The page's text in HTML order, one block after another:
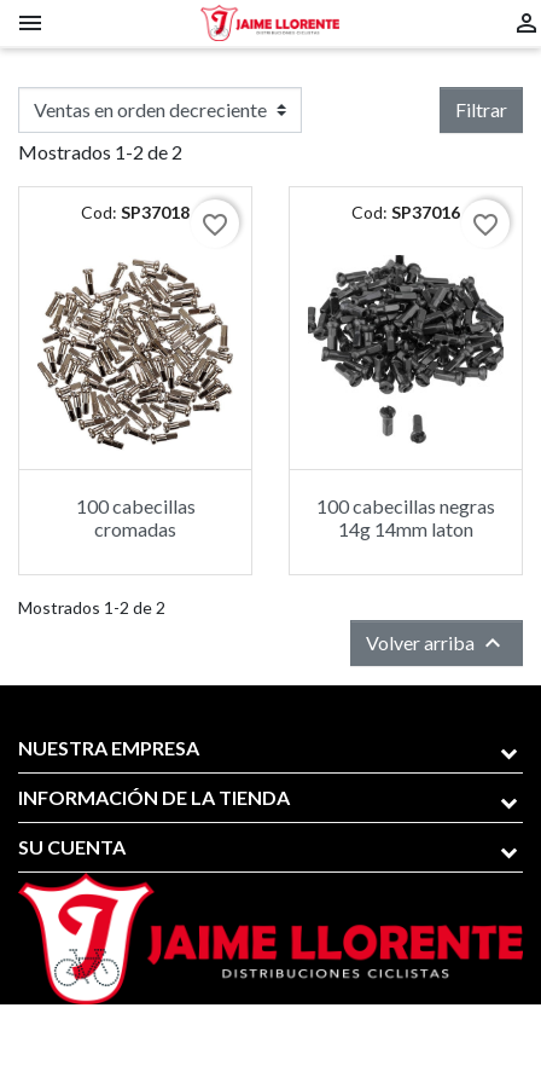
 
Filtrar
Mostrados 1-2 de 2
Cod: SP37018 favorite_border
100 cabecillas
cromadas
Cod: SP37016 favorite_border
100 cabecillas negras
14g 14mm laton
Mostrados 1-2 de 2
Volver arriba 
NUESTRA EMPRESA
INFORMACIÓN DE LA TIENDA
SU CUENTA